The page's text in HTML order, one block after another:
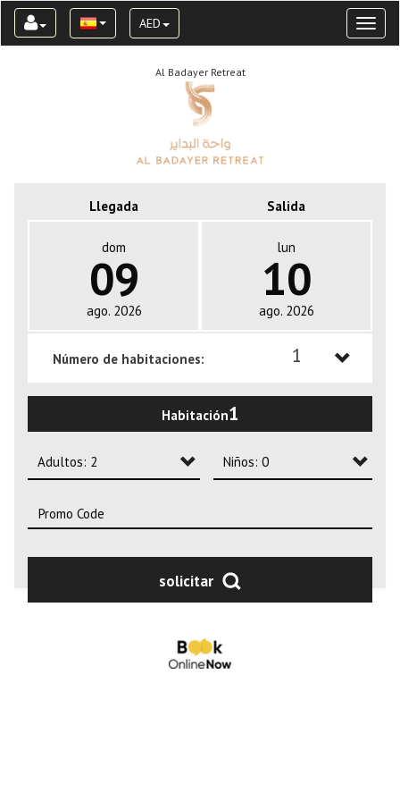
AED
Al Badayer Retreat
Llegada Salida
dom
09
ago. 2026
lun
10
ago. 2026
Número de habitaciones: 1
3
Habitación1
Adultos: 2
Adultos: 2
Niños: 0
Niños: 1
solicitar